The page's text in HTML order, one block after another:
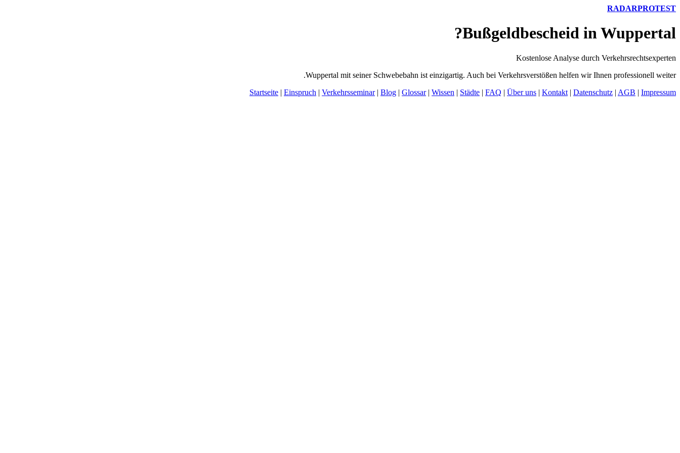
RADARPROTEST
Bußgeldbescheid in Wuppertal?
Kostenlose Analyse durch Verkehrsrechtsexperten
Wuppertal mit seiner Schwebebahn ist einzigartig. Auch bei Verkehrsverstößen helfen wir Ihnen professionell weiter.
Startseite | Einspruch | Verkehrsseminar| Blog | Glossar| Wissen | Städte | FAQ | Über uns | Kontakt | Datenschutz | AGB | Impressum